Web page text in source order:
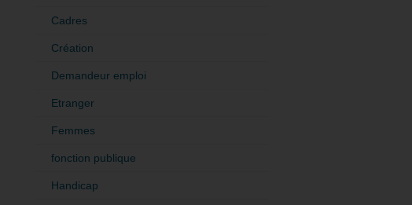
Cadres
Création
Demandeur emploi
Etranger
Femmes
fonction publique
Handicap